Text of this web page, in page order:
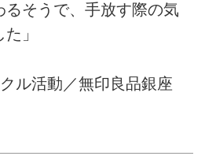
るそうで、手放す際の気
」
ル活動／無印良品銀座